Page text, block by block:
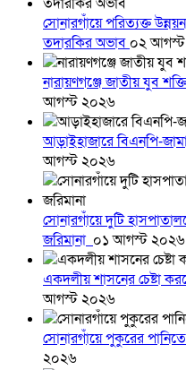
সোনারগাঁয়ে পরিত্যক্ত
তদারকির অভাব ০২
নারায়ণগঞ্জে জাতীয় যুব
আগস্ট ২০২৬
আড়াইহাজারে বিএনপি-
আগস্ট ২০২৬
সোনারগাঁয়ে দুটি
জরিমানা ০১ আগস্ট ২০২৬
একদলীয় শাসনের চেষ্টা
আগস্ট ২০২৬
সোনারগাঁয়ে পুকুরের
২০২৬